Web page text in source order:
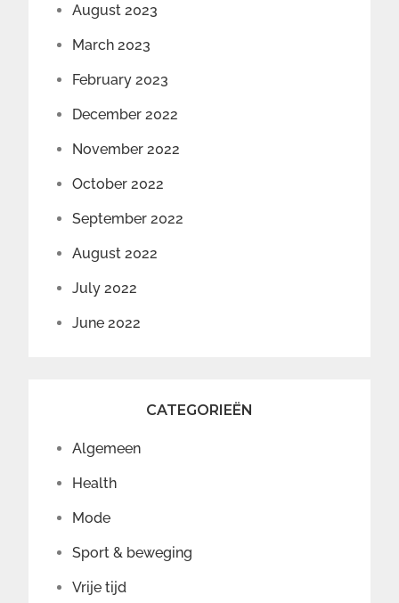
August 2023
March 2023
February 2023
December 2022
November 2022
October 2022
September 2022
August 2022
July 2022
June 2022
CATEGORIEËN
Algemeen
Health
Mode
Sport & beweging
Vrije tijd